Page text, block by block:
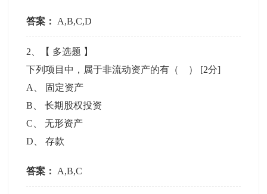
答案： A,B,C,D
2 、【 多选题 】
下列项目中，属于非流动资产的有（ ） [2分]
A
固定资产
B 、长期股权投资
C 、无形资产
D 、存款
答案： A,B,C